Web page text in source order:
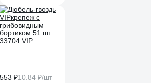
553 ₽10.84 ₽/шт